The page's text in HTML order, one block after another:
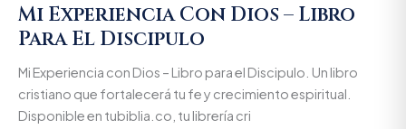
Mi Experiencia Con Dios – Libro
Para El Discipulo
Mi Experiencia con Dios – Libro para el Discipulo. Un libro
cristiano que fortalecerá tu fe y crecimiento espiritual.
Disponible en tubiblia.co, tu librería cri